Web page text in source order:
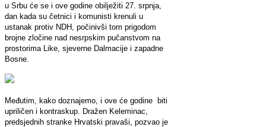
u Srbu će se i ove godine obilježiti 27. srpnja,
dan kada su četnici i komunisti krenuli u
ustanak protiv NDH, počinivši tom prigodom
brojne zločine nad nesrpskim pučanstvom na
prostorima Like, sjeverne Dalmacije i zapadne
Bosne.
Međutim, kako doznajemo, i ove će godine biti
upriličen i kontraskup. Dražen Keleminac,
predsjednih stranke Hrvatski pravaši, pozvao je